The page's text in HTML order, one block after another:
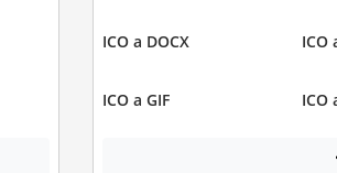
ICO a DOCX ICO
ICO a GIF ICO